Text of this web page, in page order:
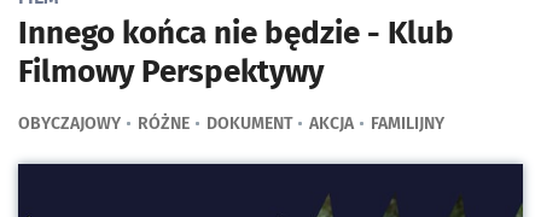
Innego końca nie będzie - Klub
Filmowy Perspektywy
OBYCZAJOWY RÓŻNE DOKUMENT AKCJA FAMILIJNY